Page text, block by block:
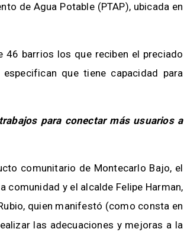
de Agua Potable (PTAP), ubicada en
46 barrios los que reciben el preciado
que tiene capacidad para
para conectar más usuarios a
comunitario de Montecarlo Bajo, el
comunidad y el alcalde Felipe Harman,
quien manifestó (como consta en
las adecuaciones y mejoras a la